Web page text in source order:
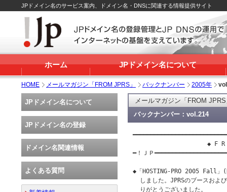
JPドメイン名のサービス案内、ドメイン名・DNSに関連する情報提供サイト
ホーム JPドメイン名について
HOME メールマガジン「FROM JPRS」 バックナンバー 2005年
メールマガジン「FROM
バックナンバー：vol.214
◆ F
━！ＪＰ
◆「HOSTING-PRO 2005 Fall
しました。JPRSのブースおよ
  りがとうございました。
JPドメイン名について
JPドメイン名の登録
ドメイン名関連情報
よくある質問